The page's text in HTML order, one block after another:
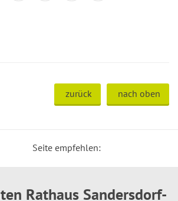
zurück nach oben
Seite empfehlen:
Rathaus Sandersdorf-